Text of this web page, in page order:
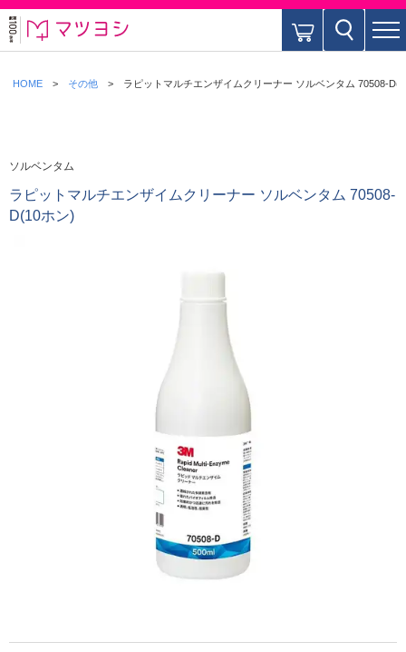
HOME その他 ラピットマルチエンザイムクリーナー ソルベンタム 70508-
ソルベンタム
ラピットマルチエンザイムクリーナー ソルベンタム 70508-
D(10ホン)